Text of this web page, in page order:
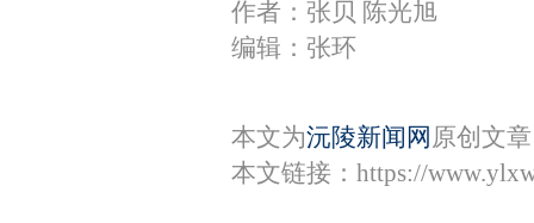
作者：张贝 陈光旭
编辑：张环
本文为沅陵新闻网 原创文
本文链接： https://